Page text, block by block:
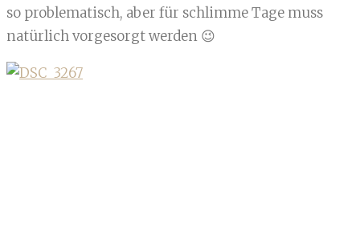
so problematisch, aber für schlimme Tage muss
natürlich vorgesorgt werden 😉